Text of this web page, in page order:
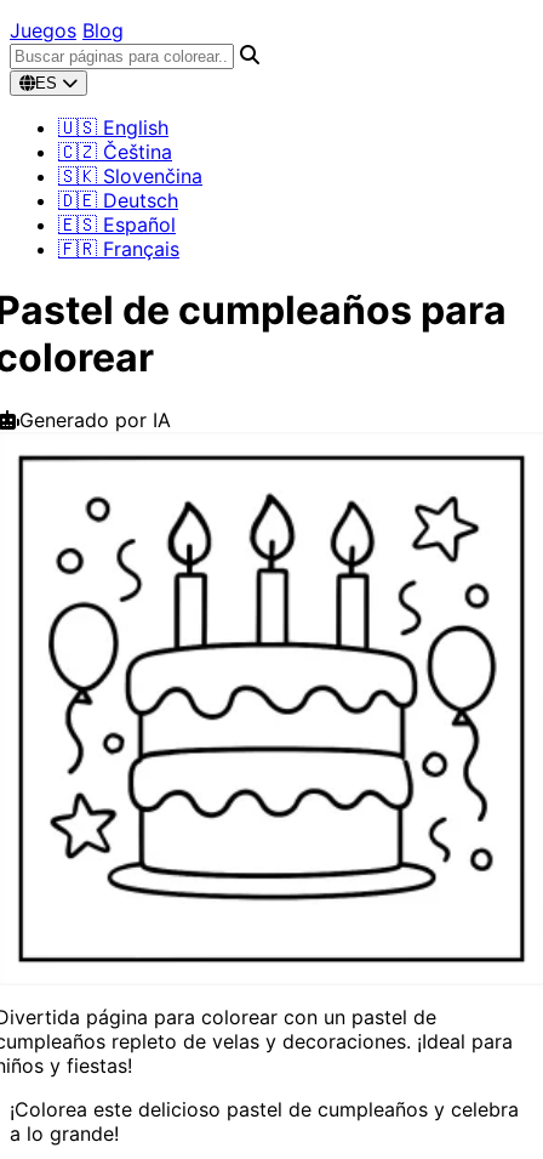
Juegos Blog
ES
🇺🇸 English
🇨🇿 Čeština
🇸🇰 Slovenčina
🇩🇪 Deutsch
🇪🇸 Español
🇫🇷 Français
de cumpleaños para
Generado por IA
página para colorear con un pastel de
repleto de velas y decoraciones. ¡Ideal para
y fiestas!
¡Colorea este delicioso pastel de cumpleaños y celebra
a lo grande!